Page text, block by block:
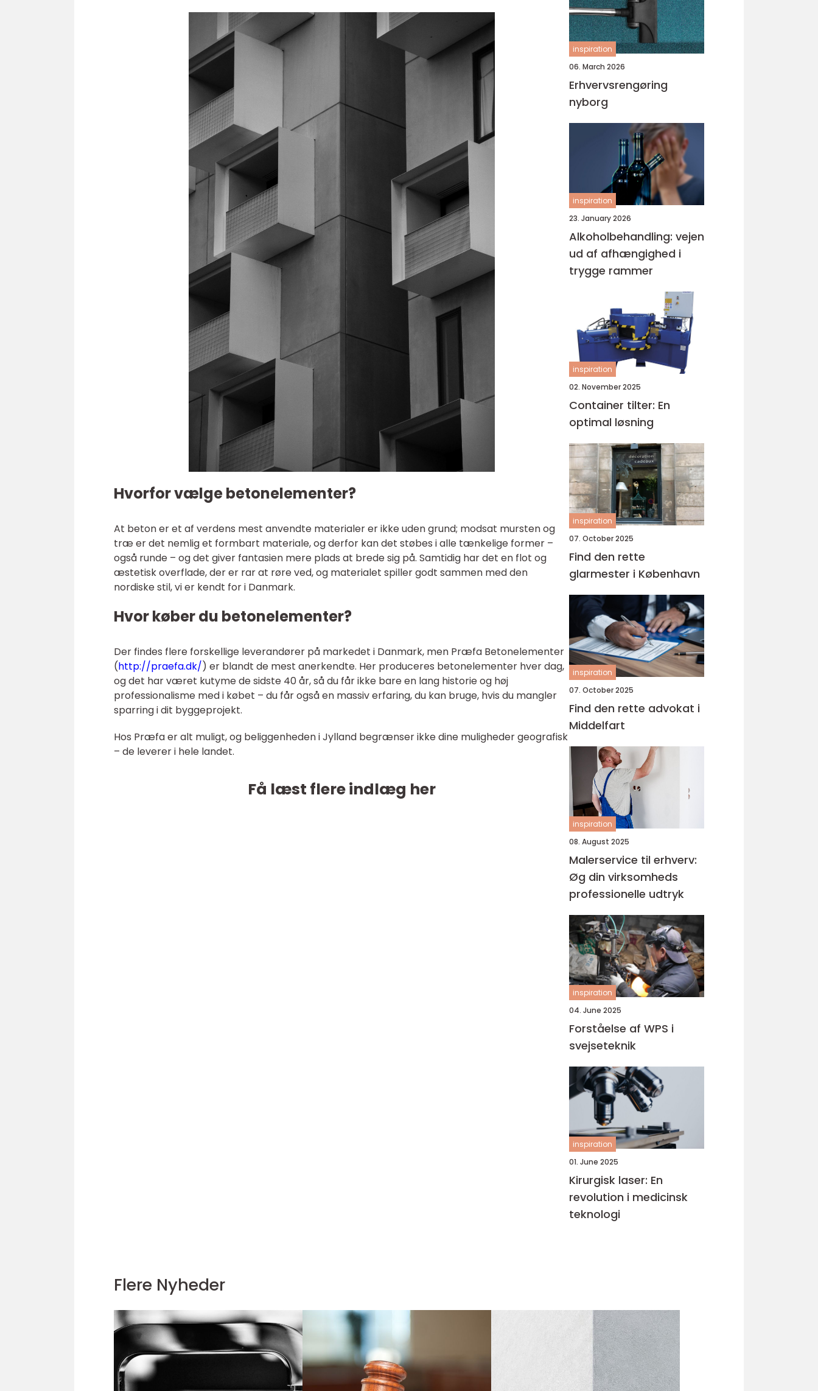
Hvorfor vælge betonelementer?
At beton er et af verdens mest anvendte materialer er ikke uden grund; modsat mursten og
træ er det nemlig et formbart materiale, og derfor kan det støbes i alle tænkelige former –
også runde – og det giver fantasien mere plads at brede sig på. Samtidig har det en flot og
æstetisk overflade, der er rar at røre ved, og materialet spiller godt sammen med den
nordiske stil, vi er kendt for i Danmark.
Hvor køber du betonelementer?
Der findes flere forskellige leverandører på markedet i Danmark, men Præfa Betonelementer
(http://praefa.dk/) er blandt de mest anerkendte. Her produceres betonelementer hver dag,
og det har været kutyme de sidste 40 år, så du får ikke bare en lang historie og høj
professionalisme med i købet – du får også en massiv erfaring, du kan bruge, hvis du mangler
sparring i dit byggeprojekt.
Hos Præfa er alt muligt, og beliggenheden i Jylland begrænser ikke dine muligheder geografisk
– de leverer i hele landet.
Få læst flere indlæg her
inspiration
06. March 2026
Erhvervsrengøring
nyborg
inspiration
23. January 2026
Alkoholbehandling: vejen
ud af afhængighed i
trygge rammer
inspiration
02. November 2025
Container tilter: En
optimal løsning
inspiration
07. October 2025
Find den rette
glarmester i København
inspiration
07. October 2025
Find den rette advokat i
Middelfart
inspiration
08. August 2025
Malerservice til erhverv:
Øg din virksomheds
professionelle udtryk
inspiration
04. June 2025
Forståelse af WPS i
svejseteknik
inspiration
01. June 2025
Kirurgisk laser: En
revolution i medicinsk
teknologi
Flere Nyheder